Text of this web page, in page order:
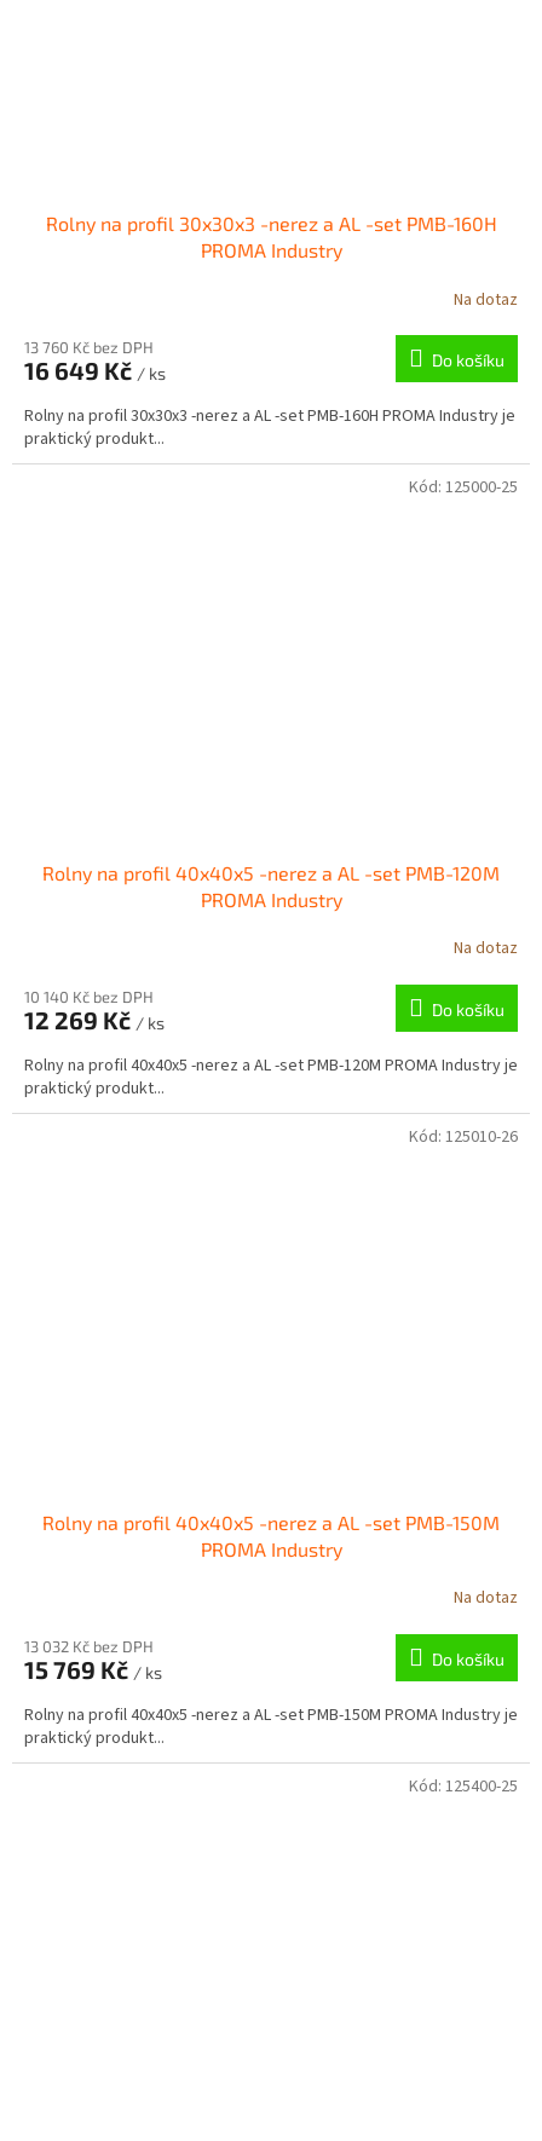
Rolny na profil 30x30x3 -nerez a AL -set PMB-160H
PROMA Industry
Na dotaz
13 760 Kč bez DPH
16 649 Kč / ks
Do košíku
Rolny na profil 30x30x3 -nerez a AL -set PMB-160H PROMA Industry je
praktický produkt...
Rolny na profil 40x40x5 -nerez a AL -set PMB-120M
PROMA Industry
Na dotaz
10 140 Kč bez DPH
12 269 Kč / ks
Do košíku
Rolny na profil 40x40x5 -nerez a AL -set PMB-120M PROMA Industry je
praktický produkt...
Kód: 125000-25
Rolny na profil 40x40x5 -nerez a AL -set PMB-150M
PROMA Industry
Na dotaz
13 032 Kč bez DPH
15 769 Kč / ks
Do košíku
Rolny na profil 40x40x5 -nerez a AL -set PMB-150M PROMA Industry je
praktický produkt...
Kód: 125010-26
Kód: 125400-25